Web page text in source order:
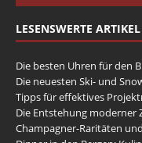
LESENSWERTE ARTIKEL
Die besten Uhren für den
Die neuesten Ski- und
Tipps für effektives
Die Entstehung moderner
Champagner-Raritäten